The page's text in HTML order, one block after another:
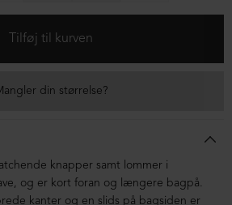
din størrelse?
knapper samt lommer i
og er kort foran og længere bagpå.
kanter og en slids på bagsiden er